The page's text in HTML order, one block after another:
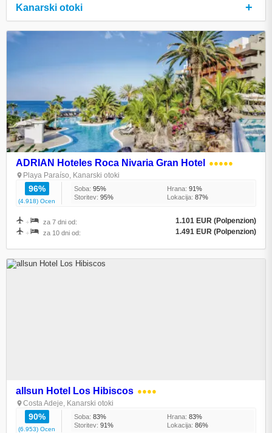
Kanarski otoki +
ADRIAN Hoteles Roca Nivaria Gran Hotel ●●●●●
Playa Paraíso, Kanarski otoki
96%
(4.918) Ocen
Soba: 95% Hrana: 91%
Storitev: 95% Lokacija: 87%
+ za 7 dni od: 1.101 EUR (Polpenzion)
+ za 10 dni od: 1.491 EUR (Polpenzion)
allsun Hotel Los Hibiscos ●●●●
Costa Adeje, Kanarski otoki
90%
(6.953) Ocen
Soba: 83% Hrana: 83%
Storitev: 91% Lokacija: 86%